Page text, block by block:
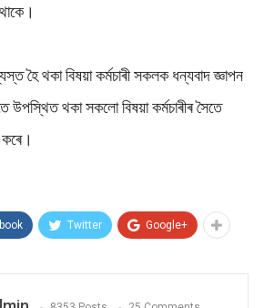
হৈ থকা বিষয়া কৰ্মচাৰী সকলক ধন্যবাদ জ্ঞাপন
উপস্থিত থকা সকলো বিষয়া কৰ্মচাৰীৰ সৈতে
কৰে।
Twitter Google+